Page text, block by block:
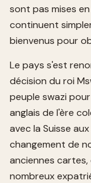
sont pas mises
continuent
bienvenus pour
Le pays s'est
décision du roi
peuple swazi
anglais de l'ère
avec la Suisse
changement de
anciennes cartes,
nombreux